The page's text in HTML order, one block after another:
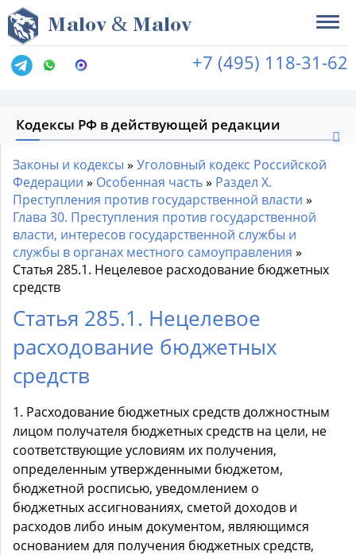
Malov & Malov
+7 (495) 118-31-62
Кодексы РФ в действующей редакции
Законы и кодексы » Уголовный кодекс Российской
Федерации » Особенная часть» Раздел X.
Преступления против государственной власти »
Глава 30. Преступления против государственной
власти, интересов государственной службы и
службы в органах местного самоуправления »
Статья 285.1. Нецелевое расходование бюджетных
средств
Статья 285.1. Нецелевое
расходование бюджетных
средств
1. Расходование бюджетных средств должностным
лицом получателя бюджетных средств на цели, не
соответствующие условиям их получения,
определенным утвержденными бюджетом,
бюджетной росписью, уведомлением о
бюджетных ассигнованиях, сметой доходов и
расходов либо иным документом, являющимся
основанием для получения бюджетных средств,